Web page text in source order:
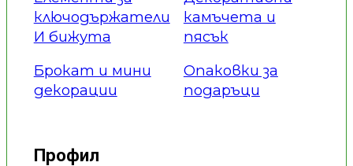
ключодържатели
И бижута
Брокат и мини
декорации
камъчета и
пясък
Опаковки за
подаръци
Профил